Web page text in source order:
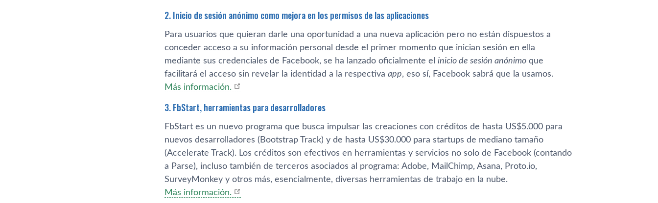
2. Inicio de sesión anónimo como mejora en los permisos de las aplicaciones
Para usuarios que quieran darle una oportunidad a una nueva aplicación pero no están dispuestos a
conceder acceso a su información personal desde el primer momento que inician sesión en ella
mediante sus credenciales de Facebook, se ha lanzado oficialmente el inicio de sesión anónimo que
facilitará el acceso sin revelar la identidad a la respectiva app, eso sí­, Facebook sabrá que la usamos.
Más información.
3. FbStart, herramientas para desarrolladores
FbStart es un nuevo programa que busca impulsar las creaciones con créditos de hasta US$5.000 para
nuevos desarrolladores (Bootstrap Track) y de hasta US$30.000 para startups de mediano tamaño
(Accelerate Track). Los créditos son efectivos en herramientas y servicios no solo de Facebook (contando
a Parse), incluso también de terceros asociados al programa: Adobe, MailChimp, Asana, Proto.io,
SurveyMonkey y otros más, esencialmente, diversas herramientas de trabajo en la nube.
Más información.